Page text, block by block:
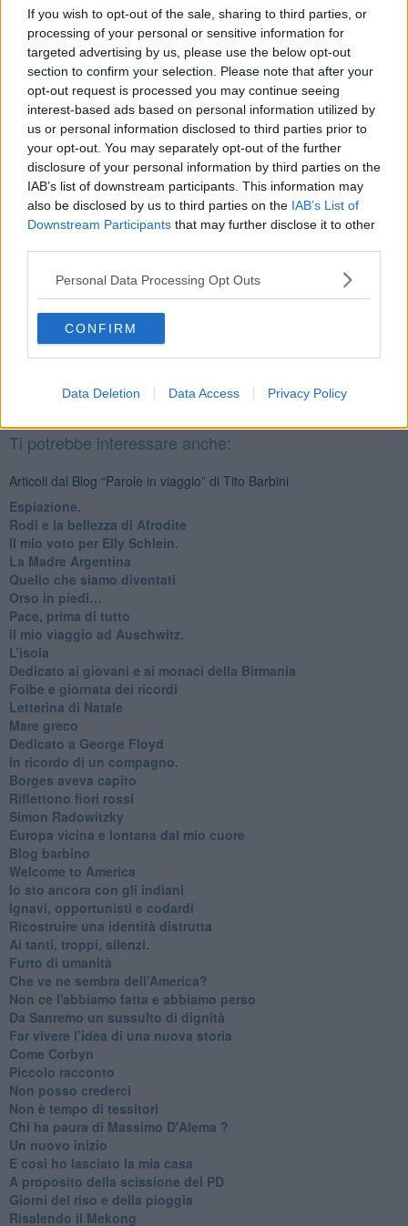
If you wish to opt-out of the sale, sharing to third parties, or
processing of your personal or sensitive information for
targeted advertising by us, please use the below opt-out
section to confirm your selection. Please note that after your
opt-out request is processed you may continue seeing
interest-based ads based on personal information utilized by
us or personal information disclosed to third parties prior to
your opt-out. You may separately opt-out of the further
disclosure of your personal information by third parties on the
IAB’s list of downstream participants. This information may
also be disclosed by us to third parties on the IAB’s List of
Downstream Participants that may further disclose it to other
Personal Data Processing Opt Outs
CONFIRM
Data Deletion Data Access Privacy Policy
inventato un personale bisogno di espiazione e ho continuato a
salire.
Da ateo impenitente, ma con un grande rispetto per il sentimento
religioso, ho espiato le colpe (non solo mie e non le peggiori) di una
sinistra incapace di salire un solo gradino, che ha consegnato,
assieme al cosiddetto centro, il Paese a questa destra pessima e
illiberale. E non solo.
Ma poi mi sono chiesto: che c’entra questo con la bellezza che sto
ammirando ? In fondo intorno a me c’è il mare, le grand blu di
Besson e mi fa stare meglio.
Tito Barbini
alle 20:00 direttamente nella tua casella di posta.
Ti potrebbe interessare anche:
Articoli dal Blog “Parole in viaggio” di Tito Barbini
Espiazione.
Rodi e la bellezza di Afrodite
​Il mio voto per Elly Schlein.
​La Madre Argentina
Quello che siamo diventati
Orso in piedi…
​Pace, prima di tutto
​il mio viaggio ad Auschwitz.
​L’isola
Dedicato ai giovani e ai monaci della Birmania
​Foibe e giornata dei ricordi
Letterina di Natale
Mare greco
​Dedicato a George Floyd
​In ricordo di un compagno.
Borges aveva capito
Riflettono fiori rossi
Simon Radowitzky
Europa vicina e lontana dal mio cuore
Blog barbino
Welcome to America
​Io sto ancora con gli indiani
​Ignavi, opportunisti e codardi
Ricostruire una identità distrutta
Ai tanti, troppi, silenzi.
​Furto di umanità
​Che ve ne sembra dell’America?
Non ce l'abbiamo fatta e abbiamo perso
​Da Sanremo un sussulto di dignità
Far vivere l’idea di una nuova storia
Come Corbyn
Piccolo racconto
Non posso crederci
Non è tempo di tessitori
Chi ha paura di Massimo D'Alema ?
Un nuovo inizio
​E cosi ho lasciato la mia casa
A proposito della scissione del PD
​Giorni del riso e della pioggia
Risalendo il Mekong